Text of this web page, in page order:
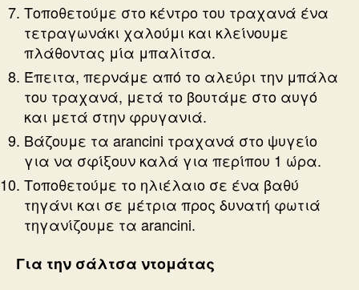
Τοποθετούμε στο κέντρο του τραχανά ένα
τετραγωνάκι χαλούμι και κλείνουμε
πλάθοντας μία μπαλίτσα.
Έπειτα, περνάμε από το αλεύρι την μπάλα
του τραχανά, μετά το βουτάμε στο αυγό
και μετά στην φρυγανιά.
Βάζουμε τα arancini τραχανά στο ψυγείο
για να σφίξουν καλά για περίπου 1 ώρα.
Τοποθετούμε το ηλιέλαιο σε ένα βαθύ
τηγάνι και σε μέτρια προς δυνατή φωτιά
τηγανίζουμε τα arancini.
Για την σάλτσα ντομάτας